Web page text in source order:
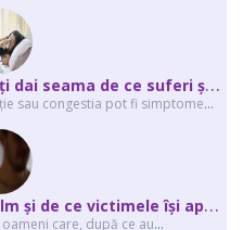
A
lergie sau răceală – cum îţi dai seama de ce suferi și de ce conteaz...
sau congestia pot fi simptome...
C
e este sindromul Stockholm și de ce victimele își apără agresorii.
care, după ce au...